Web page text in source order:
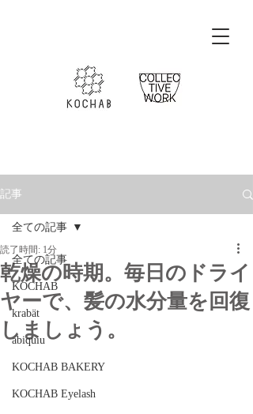
記事
全ての記事
KOCHAB
krabät
abiquiu
KOCHAB BAKERY
KOCHAB Eyelash
全ての記事
乾燥の時期。毎日のドライ
ヤーで、髪の水分量を回復
しましょう。
読了時間: 1分